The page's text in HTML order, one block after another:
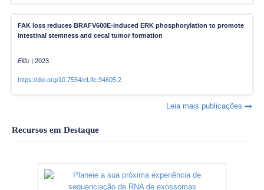
FAK loss reduces BRAFV600E-induced ERK phosphorylation to promote
intestinal stemness and cecal tumor formation
Elife | 2023
https://doi.org/10.7554/eLife.94605.2
Leia mais publicações
Recursos em Destaque